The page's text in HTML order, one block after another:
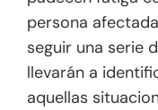
persona
seguir una serie
llevarán a
aquellas